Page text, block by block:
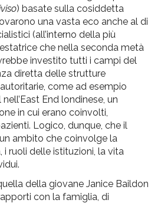
) basate sulla cosiddetta
una vasta eco anche al di
(all’interno della più
che nella seconda metà
investito tutti i campi del
diretta delle strutture
come ad esempio
End londinese, un
in cui erano coinvolti,
Logico, dunque, che il
ambito che coinvolge la
ruoli delle istituzioni, la vita
della giovane Janice Baildon
con la famiglia, di